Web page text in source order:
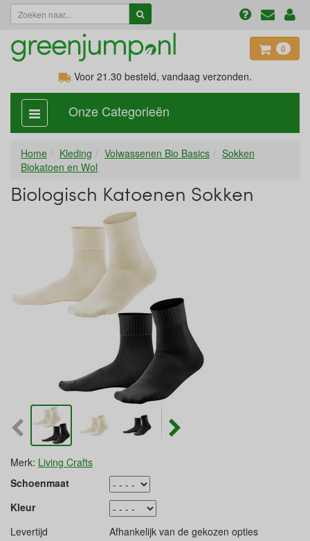
0
Voor 21.30 besteld, vandaag verzonden.
categorie
aan,
Onze Categorieën
Home Kleding Volwassenen Bio Basics
Sokken
Biokatoen en Wol
Biologisch Katoenen Sokken
Merk: Living Crafts
Schoenmaat
Kleur
Levertijd
Afhankelijk van de gekozen opties